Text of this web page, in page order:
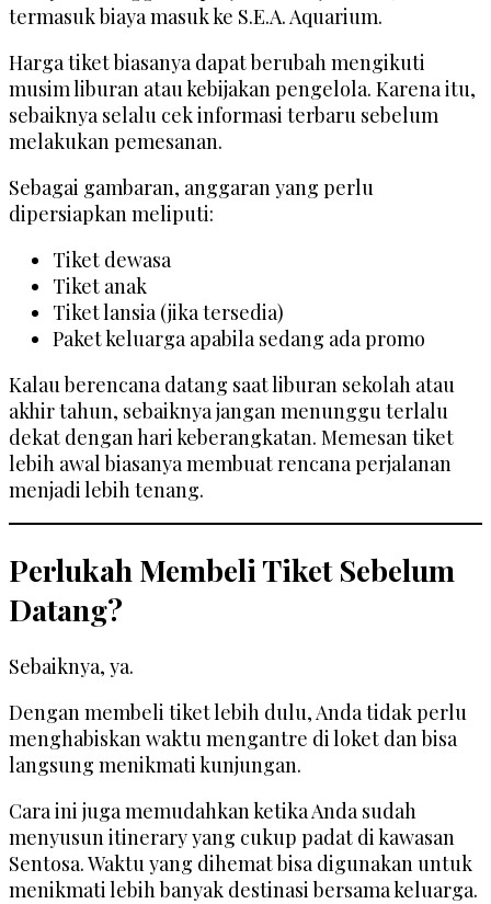
termasuk biaya masuk ke S.E.A. Aquarium.
Harga tiket biasanya dapat berubah mengikuti
musim liburan atau kebijakan pengelola. Karena itu,
sebaiknya selalu cek informasi terbaru sebelum
melakukan pemesanan.
Sebagai gambaran, anggaran yang perlu
dipersiapkan meliputi:
Tiket dewasa
Tiket anak
Tiket lansia (jika tersedia)
Paket keluarga apabila sedang ada promo
Kalau berencana datang saat liburan sekolah atau
akhir tahun, sebaiknya jangan menunggu terlalu
dekat dengan hari keberangkatan. Memesan tiket
lebih awal biasanya membuat rencana perjalanan
menjadi lebih tenang.
Perlukah Membeli Tiket Sebelum
Datang?
Sebaiknya, ya.
Dengan membeli tiket lebih dulu, Anda tidak perlu
menghabiskan waktu mengantre di loket dan bisa
langsung menikmati kunjungan.
Cara ini juga memudahkan ketika Anda sudah
menyusun itinerary yang cukup padat di kawasan
Sentosa. Waktu yang dihemat bisa digunakan untuk
menikmati lebih banyak destinasi bersama keluarga.